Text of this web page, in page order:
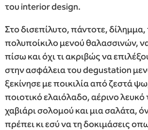
του interior design.
Στο δισεπίλυτο, πάντοτε, δίλημμα,
πολυποίκιλο μενού θαλασσινών,
πίσω και όχι τι ακριβώς να
στην ασφάλεια του degustation
ξεκίνησε με ποικιλία από ζεστά
ποιοτικό ελαιόλαδο, αέρινο
χαβιάρι σολομού και μια σαλάτα,
πρέπει κι εσύ να τη δοκιμάσεις